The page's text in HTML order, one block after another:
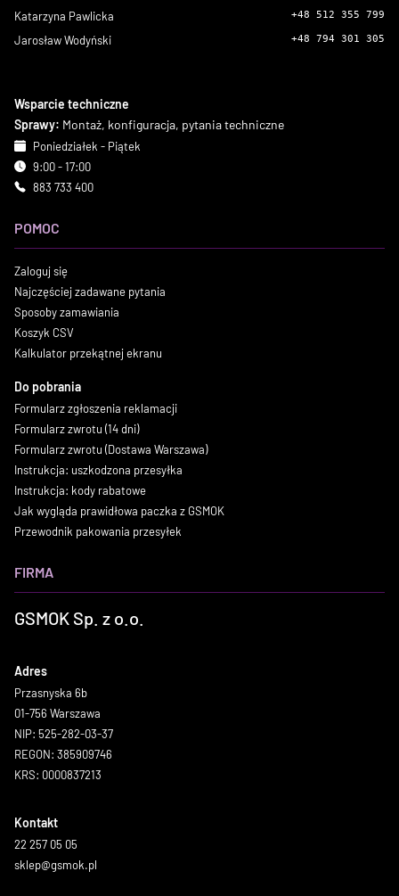
Katarzyna Pawlicka +48 512 355 799
Jarosław Wodyński +48 794 301 305
Wsparcie techniczne
Sprawy: Montaż, konfiguracja, pytania techniczne
Poniedziałek - Piątek
9:00 - 17:00
883 733 400
POMOC
Zaloguj się
Najczęściej zadawane pytania
Sposoby zamawiania
Koszyk CSV
Kalkulator przekątnej ekranu
Do pobrania
Formularz zgłoszenia reklamacji
Formularz zwrotu (14 dni)
Formularz zwrotu (Dostawa Warszawa)
Instrukcja: uszkodzona przesyłka
Instrukcja: kody rabatowe
Jak wygląda prawidłowa paczka z GSMOK
Przewodnik pakowania przesyłek
FIRMA
GSMOK Sp. z o.o.
Adres
Przasnyska 6b
01-756 Warszawa
NIP: 525-282-03-37
REGON: 385909746
KRS: 0000837213
Kontakt
22 257 05 05
sklep@gsmok.pl